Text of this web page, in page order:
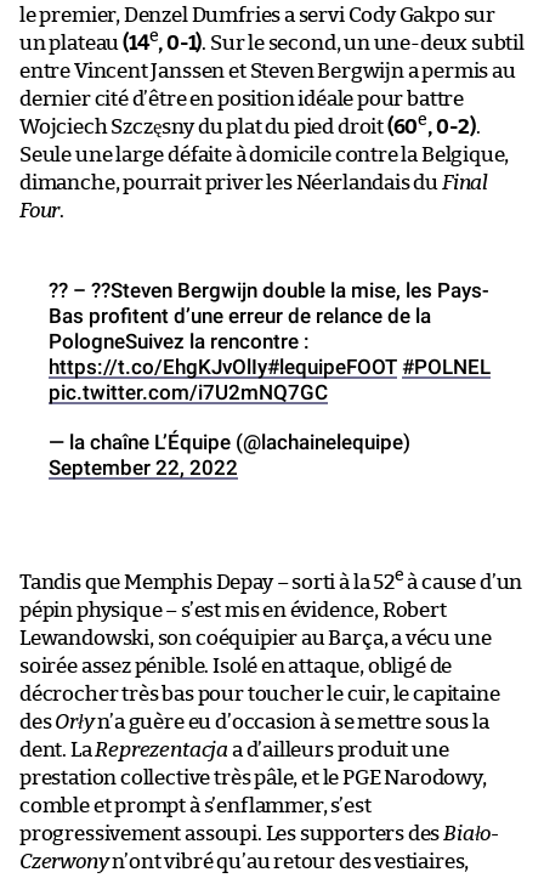
le premier, Denzel Dumfries a servi Cody Gakpo sur
un plateau(14e, 0-1). Sur le second, un une-deux subtil
entre Vincent Janssen et Steven Bergwijn a permis au
dernier cité d’être en position idéale pour battre
Wojciech Szczęsny du plat du pied droit(60e, 0-2).
Seule une large défaite à domicile contre la Belgique,
dimanche, pourrait priver les Néerlandais du Final
Four.
?? – ??Steven Bergwijn double la mise, les Pays-
Bas profitent d’une erreur de relance de la
PologneSuivez la rencontre :
https://t.co/EhgKJvOlIy#lequipeFOOT #POLNEL
pic.twitter.com/i7U2mNQ7GC
— la chaîne L’Équipe (@lachainelequipe)
September 22, 2022
Tandis que Memphis Depay – sorti à la 52e à cause d’un
pépin physique – s’est mis en évidence, Robert
Lewandowski, son coéquipier au Barça, a vécu une
soirée assez pénible. Isolé en attaque, obligé de
décrocher très bas pour toucher le cuir, le capitaine
desOrłyn’a guère eu d’occasion à se mettre sous la
dent. La Reprezentacja a d’ailleurs produit une
prestation collective très pâle, et le PGE Narodowy,
comble et prompt à s’enflammer, s’est
progressivement assoupi. Les supporters des Biało-
Czerwonyn’ont vibré qu’au retour des vestiaires,